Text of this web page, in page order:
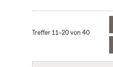
Treffer 11–20 von 40